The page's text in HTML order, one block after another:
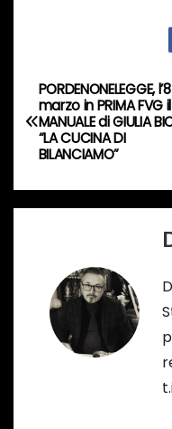
…
N
a
v
i
PORDENONELEGGE, l’8
marzo in PRIMA FVG il
MANUALE di GIULIA
“LA CUCINA DI
BILANCIAMO”